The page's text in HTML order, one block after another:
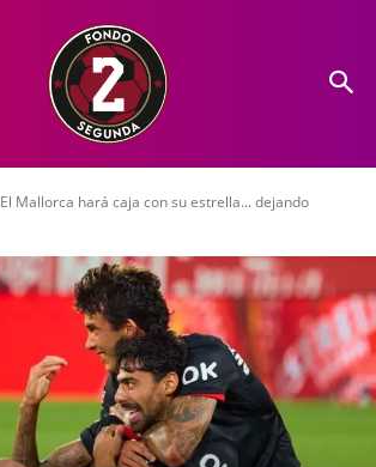
El Mallorca hará caja con su estrella... dejando